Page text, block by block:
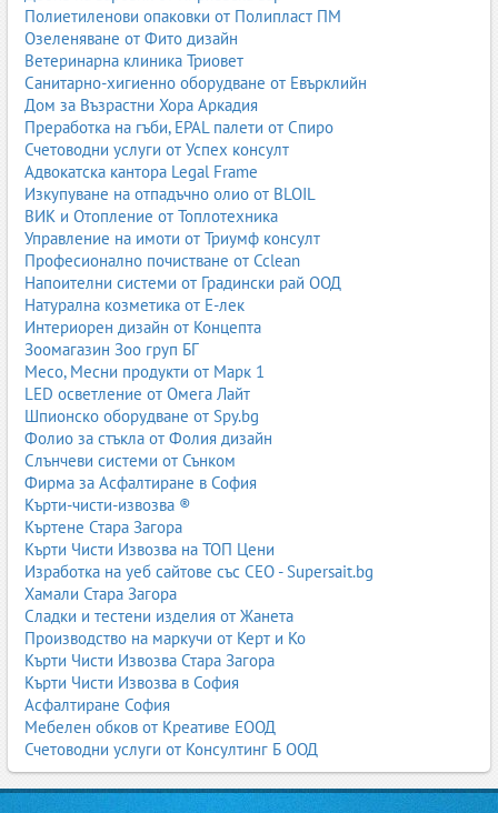
Полиетиленови опаковки от Полипласт ПМ
Озеленяване от Фито дизайн
Ветеринарна клиника Триовет
Санитарно-хигиенно оборудване от Евърклийн
Дом за Възрастни Хора Аркадия
Преработка на гъби, EPAL палети от Спиро
Счетоводни услуги от Успех консулт
Адвокатска кантора Legal Frame
Изкупуване на отпадъчно олио от BLOIL
ВИК и Отопление от Топлотехника
Управление на имоти от Триумф консулт
Професионално почистване от Cclean
Напоителни системи от Градински рай ООД
Натурална козметика от Е-лек
Интериорен дизайн от Концепта
Зоомагазин Зоо груп БГ
Месо, Месни продукти от Марк 1
LED осветление от Омега Лайт
Шпионско оборудване от Spy.bg
Фолио за стъкла от Фолия дизайн
Слънчеви системи от Сънком
Фирма за Асфалтиране в София
Кърти-чисти-извозва ®
Къртене Стара Загора
Кърти Чисти Извозва на ТОП Цени
Изработка на уеб сайтове със СЕО - Supersait.bg
Хамали Стара Загора
Сладки и тестени изделия от Жанета
Производство на маркучи от Керт и Ко
Кърти Чисти Извозва Стара Загора
Кърти Чисти Извозва в София
Асфалтиране София
Мебелен обков от Креативе ЕООД
Счетоводни услуги от Консултинг Б ООД